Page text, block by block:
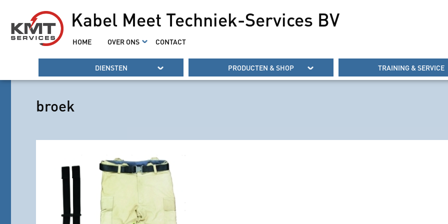
Kabel Meet Techniek-Services BV
HOME OVER ONS CONTACT
DIENSTEN PRODUCTEN & SHOP TRAINING & SERVICE
broek